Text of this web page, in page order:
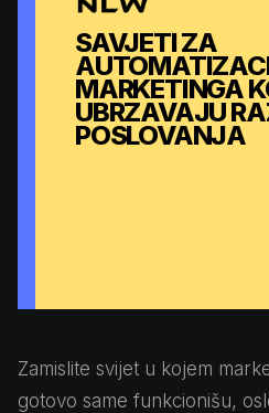
SAVJETI ZA
MARKETINGA
UBRZAVAJU
POSLOVANJA
Zamislite svijet u kojem
gotovo same funkcionišu,